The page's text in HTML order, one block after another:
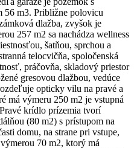
56 m3. Približne polovicu
dlažba, zvyšok je
257 m2 sa nachádza wellness
šatňou, sprchou a
telocvičňa, spoločenská
práčovňa, skladový priestor
gresovou dlažbou, vedúce
opticky vilu na pravé a
má výmeru 250 m2 je vstupná
krídlo prízemia tvorí
(80 m2) s prístupom na
domu, na strane pri vstupe,
70 m2, ktorý má